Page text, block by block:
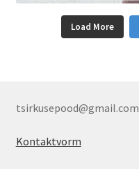
Load More
tsirkusepood@gmail.com
Kontaktvorm